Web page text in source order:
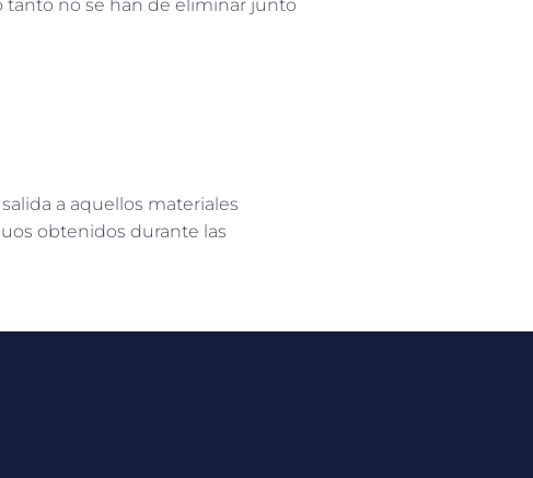
tanto no se han de eliminar junto
a aquellos materiales
obtenidos durante las